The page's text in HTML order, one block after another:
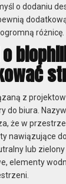
o dodaniu
różnicę.
z
do biura.
że w
nawiązujące
lub
elementy